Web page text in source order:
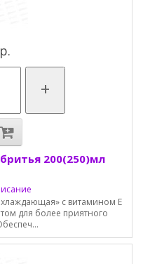
+
200(250)мл
с витамином E
для более приятного